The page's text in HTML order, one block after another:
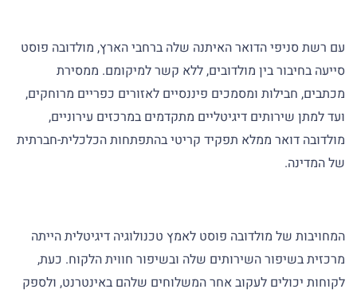
עם רשת סניפי הדואר האיתנה שלה ברחבי הארץ, מולדובה פוסט
סייעה בחיבור בין מולדובים, ללא קשר למיקומם. ממסירת
מכתבים, חבילות ומסמכים פיננסיים לאזורים כפריים מרוחקים,
ועד למתן שירותים דיגיטליים מתקדמים במרכזים עירוניים,
מולדובה דואר ממלא תפקיד קריטי בהתפתחות הכלכלית-חברתית
של המדינה.
המחויבות של מולדובה פוסט לאמץ טכנולוגיה דיגיטלית הייתה
מרכזית בשיפור השירותים שלה ובשיפור חווית הלקוח. כעת,
לקוחות יכולים לעקוב אחר המשלוחים שלהם באינטרנט, ולספק